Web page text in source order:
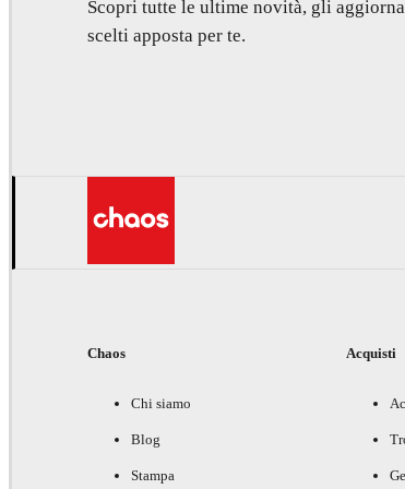
Scopri tutte le ultime novità, gli
scelti apposta per te.
Chaos
Chi siamo
Blog
Stampa
Acquisti